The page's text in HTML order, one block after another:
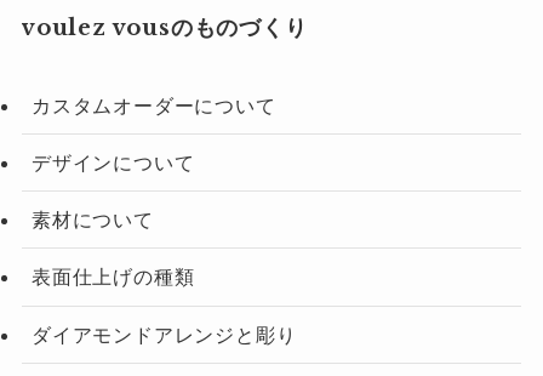
voulez vousのものづくり
カスタムオーダーについて
デザインについて
素材について
表面仕上げの種類
ダイアモンドアレンジと彫り